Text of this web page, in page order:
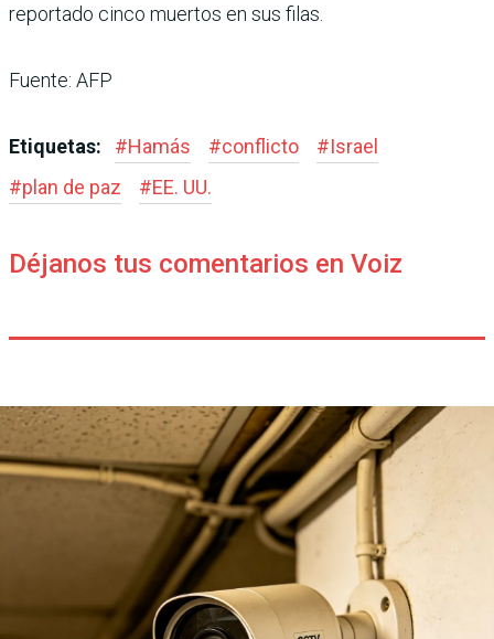
reportado cinco muertos en sus filas.
Fuente: AFP
Etiquetas: #Hamás #conflicto #Israel
#plan de paz #EE. UU.
Déjanos tus comentarios en Voiz